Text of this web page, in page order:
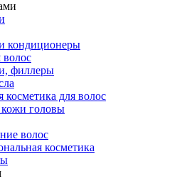
кондиционеры
филлеры
косметика для волос
головы
волос
косметика